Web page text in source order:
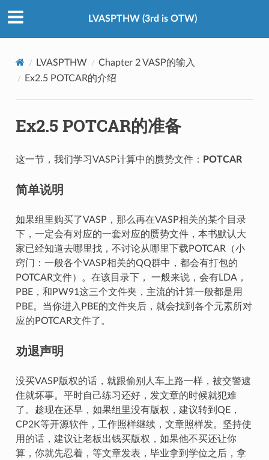
LVASPTHW (3rd is OTW)
LVASPTHW
Chapter 2 VASP的输入
Ex2.5 POTCAR的介绍
Ex2.5 POTCAR的准备
这一节，我们学习VASP计算中的赝势文件： POTCAR
简单说明
如果组里购买了VASP，那么再在VASP相关的某个目录
下，一定会有对应的一套对应的赝势文件，本书默认大
家已经知道去哪里找，不讨论从哪里下载POTCAR（小
窍门：一般各个VASP相关的QQ群中，都会有打包的
POTCAR文件）。在该目录下， 一般来说，会有LDA，
PBE，和PW91这三个文件夹，主流的计算一般都是用
PBE。当你进入PBE的文件夹后，就会找到各个元素所对
应的POTCAR文件了。
劝退声明
没买VASP版权的话，就跟偷别人车上路一样，被交警逮
住就坏事。平时自己练习还好，发文章的时候就犯难
了。趁现在还早，如果组里没有版权，建议转到QE，
CP2K等开源软件，工作照样继续，文章照样发。坚持使
用的话，建议让老板出钱买版权，如果他不买还让你
算，你就先忍着，等文章发表，毕业拿到学位之后，拿